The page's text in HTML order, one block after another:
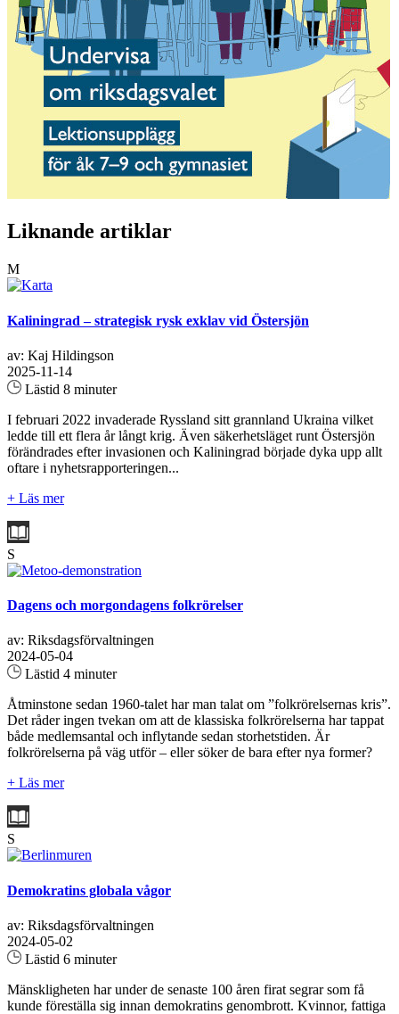
Liknande artiklar
M
Kaliningrad – strategisk rysk exklav vid Östersjön
av: Kaj Hildingson
2025-11-14
Lästid 8 minuter
I februari 2022 invaderade Ryssland sitt grannland Ukraina vilket
ledde till ett flera år långt krig. Även säkerhetsläget runt Östersjön
förändrades efter invasionen och Kaliningrad började dyka upp allt
oftare i nyhetsrapporteringen...
+ Läs mer
S
Dagens och morgondagens folkrörelser
av: Riksdagsförvaltningen
2024-05-04
Lästid 4 minuter
Åtminstone sedan 1960-talet har man talat om ”folkrörelsernas kris”.
Det råder ingen tvekan om att de klassiska folkrörelserna har tappat
både medlemsantal och inflytande sedan storhetstiden. Är
folkrörelserna på väg utför – eller söker de bara efter nya former?
+ Läs mer
S
Demokratins globala vågor
av: Riksdagsförvaltningen
2024-05-02
Lästid 6 minuter
Mänskligheten har under de senaste 100 åren firat segrar som få
kunde föreställa sig innan demokratins genombrott. Kvinnor, fattiga